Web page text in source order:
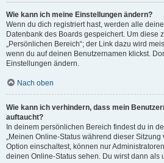
Wie kann ich meine Einstellungen ändern?
Wenn du dich registriert hast, werden alle
Datenbank des Boards gespeichert. Um diese
„Persönlichen Bereich“; der Link dazu wird
wenn du auf deinen Benutzernamen klickst.
Einstellungen ändern.
Nach oben
Wie kann ich verhindern, dass mein
auftaucht?
In deinem persönlichen Bereich findest du in
„Meinen Online-Status während dieser
Option einschaltest, können nur
deinen Online-Status sehen. Du wirst dann als